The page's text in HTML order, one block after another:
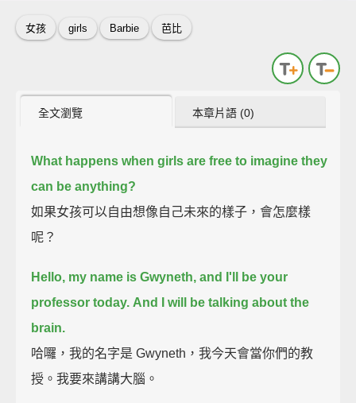
女孩 girls Barbie 芭比
全文瀏覽 本章片語 (0)
What happens when girls are free to imagine they
can be anything?
如果女孩可以自由想像自己未來的樣子，會怎麼樣
呢？
Hello, my name is Gwyneth, and I'll be your
professor today. And I will be talking about the
brain.
哈囉，我的名字是 Gwyneth，我今天會當你們的教
授。我要來講講大腦。